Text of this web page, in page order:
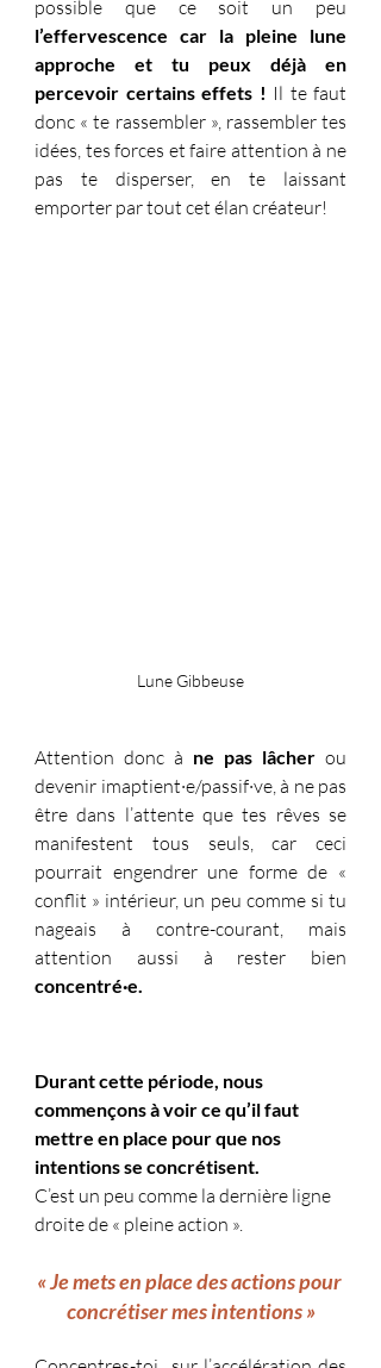
l’effervescence car la pleine lune
approche et tu peux déjà en
percevoir certains effets ! Il te faut
donc « te rassembler », rassembler tes
idées, tes forces et faire attention à ne
pas te disperser, en te laissant
emporter par tout cet élan créateur!
Lune Gibbeuse
Attention donc à ne pas lâcher ou
devenir imaptient·e/passif·ve, à ne pas
être dans l’attente que tes rêves se
manifestent tous seuls, car ceci
pourrait engendrer une forme de «
conflit » intérieur, un peu comme si tu
nageais à contre-courant, mais
concentré·e.
Durant cette période, nous
commençons à voir ce qu’il faut
mettre en place pour que nos
intentions se concrétisent.
C’est un peu comme la dernière ligne
droite de « pleine action ».
« Je mets en place des actions pour
concrétiser mes intentions »